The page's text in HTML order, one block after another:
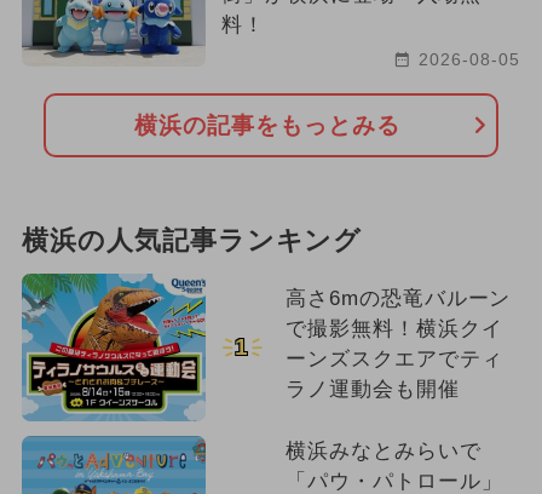
料！
2026-08-05
横浜の記事をもっとみる
横浜の人気記事ランキング
1
高さ6mの恐竜バルーン
で撮影無料！横浜クイ
ーンズスクエアでティ
ラノ運動会も開催
横浜みなとみらいで
「パウ・パトロール」